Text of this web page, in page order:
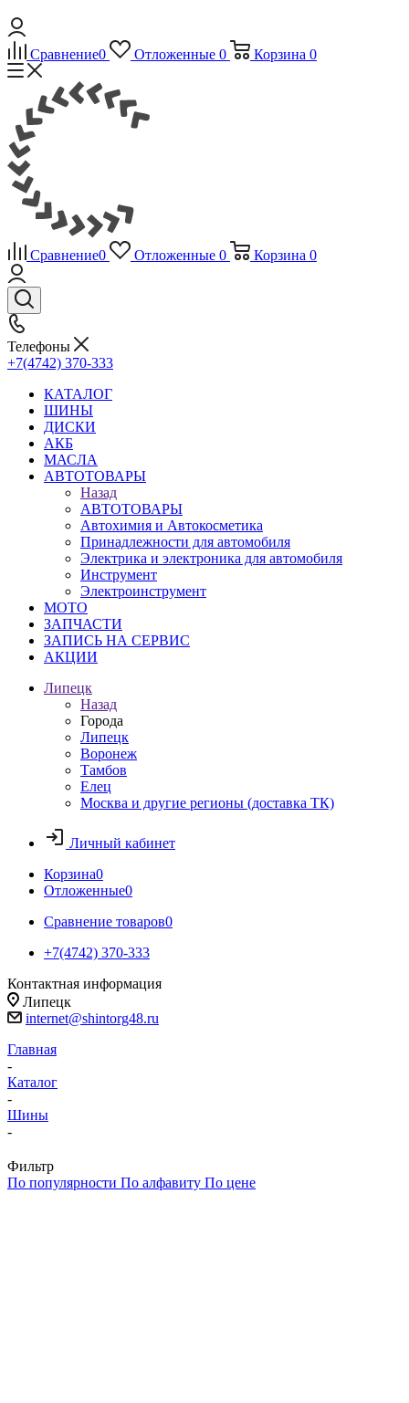
Сравнение0 Отложенные 0 Корзина 0
Сравнение0 Отложенные 0 Корзина 0
Телефоны
+7(4742) 370-333
КАТАЛОГ
ШИНЫ
ДИСКИ
АКБ
МАСЛА
АВТОТОВАРЫ
Назад
АВТОТОВАРЫ
Автохимия и Автокосметика
Принадлежности для автомобиля
Электрика и электроника для автомобиля
Инструмент
Электроинструмент
МОТО
ЗАПЧАСТИ
ЗАПИСЬ НА СЕРВИС
АКЦИИ
Липецк
Назад
Города
Липецк
Воронеж
Тамбов
Елец
Москва и другие регионы (доставка ТК)
Личный кабинет
Корзина0
Отложенные0
Сравнение товаров0
+7(4742) 370-333
Контактная информация
Липецк
internet@shintorg48.ru
Главная
-
Каталог
-
Шины
-
Фильтр
По популярности По алфавиту По цене